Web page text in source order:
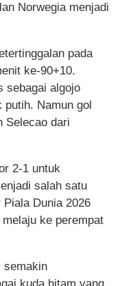
Norwegia menjadi
pada
ke-90+10.
sebagai algojo
putih. Namun gol
Selecao dari
2-1 untuk
salah satu
Dunia 2026
ke perempat
semakin